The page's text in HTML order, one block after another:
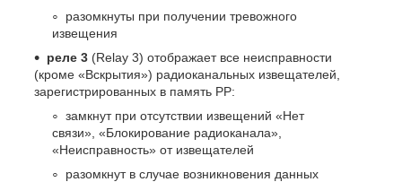
разомкнуты при получении тревожного
извещения
реле 3 (Relay 3) отображает все неисправности
(кроме «Вскрытия») радиоканальных извещателей,
зарегистрированных в память РР:
замкнут при отсутствии извещений «Нет
связи», «Блокирование радиоканала»,
«Неисправность» от извещателей
разомкнут в случае возникновения данных